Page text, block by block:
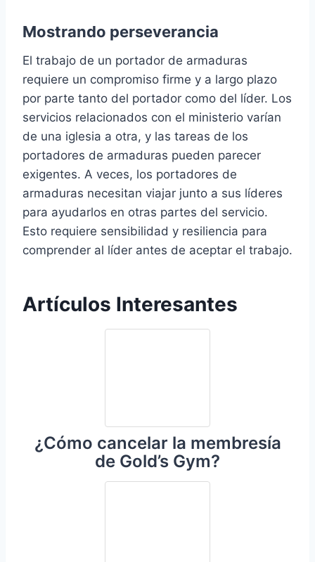
Mostrando perseverancia
El trabajo de un portador de armaduras
requiere un compromiso firme y a largo plazo
por parte tanto del portador como del líder. Los
servicios relacionados con el ministerio varían
de una iglesia a otra, y las tareas de los
portadores de armaduras pueden parecer
exigentes. A veces, los portadores de
armaduras necesitan viajar junto a sus líderes
para ayudarlos en otras partes del servicio.
Esto requiere sensibilidad y resiliencia para
comprender al líder antes de aceptar el trabajo.
Artículos Interesantes
¿Cómo cancelar la membresía
de Gold’s Gym?